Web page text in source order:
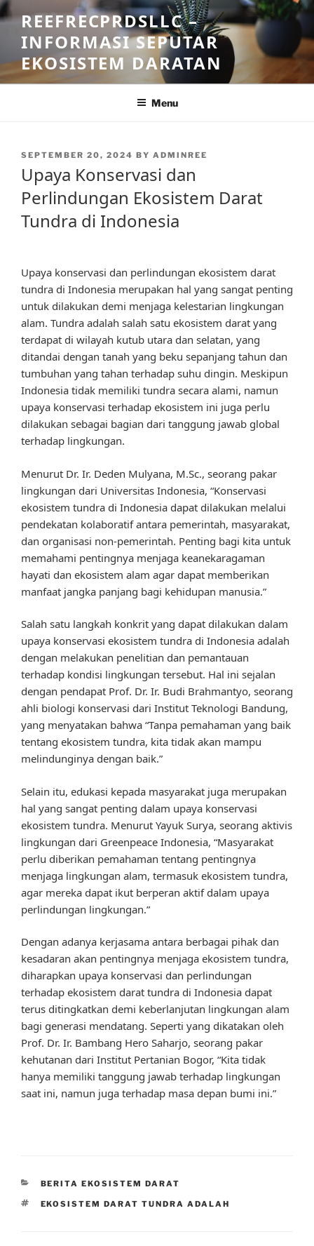
Skip
to
content
REEFRECPRDSLLC –
INFORMASI SEPUTAR
EKOSISTEM DARATAN
Menu
POSTED
SEPTEMBER 20, 2024 BY ADMINREE
Upaya Konservasi dan
Perlindungan Ekosistem Darat
Tundra di Indonesia
Upaya konservasi dan perlindungan ekosistem darat
tundra di Indonesia merupakan hal yang sangat penting
untuk dilakukan demi menjaga kelestarian lingkungan
alam. Tundra adalah salah satu ekosistem darat yang
terdapat di wilayah kutub utara dan selatan, yang
ditandai dengan tanah yang beku sepanjang tahun dan
tumbuhan yang tahan terhadap suhu dingin. Meskipun
Indonesia tidak memiliki tundra secara alami, namun
upaya konservasi terhadap ekosistem ini juga perlu
dilakukan sebagai bagian dari tanggung jawab global
terhadap lingkungan.
Menurut Dr. Ir. Deden Mulyana, M.Sc., seorang pakar
lingkungan dari Universitas Indonesia, “Konservasi
ekosistem tundra di Indonesia dapat dilakukan melalui
pendekatan kolaboratif antara pemerintah, masyarakat,
dan organisasi non-pemerintah. Penting bagi kita untuk
memahami pentingnya menjaga keanekaragaman
hayati dan ekosistem alam agar dapat memberikan
manfaat jangka panjang bagi kehidupan manusia.”
Salah satu langkah konkrit yang dapat dilakukan dalam
upaya konservasi ekosistem tundra di Indonesia adalah
dengan melakukan penelitian dan pemantauan
terhadap kondisi lingkungan tersebut. Hal ini sejalan
dengan pendapat Prof. Dr. Ir. Budi Brahmantyo, seorang
ahli biologi konservasi dari Institut Teknologi Bandung,
yang menyatakan bahwa “Tanpa pemahaman yang baik
tentang ekosistem tundra, kita tidak akan mampu
melindunginya dengan baik.”
Selain itu, edukasi kepada masyarakat juga merupakan
hal yang sangat penting dalam upaya konservasi
ekosistem tundra. Menurut Yayuk Surya, seorang aktivis
lingkungan dari Greenpeace Indonesia, “Masyarakat
perlu diberikan pemahaman tentang pentingnya
menjaga lingkungan alam, termasuk ekosistem tundra,
agar mereka dapat ikut berperan aktif dalam upaya
perlindungan lingkungan.”
Dengan adanya kerjasama antara berbagai pihak dan
kesadaran akan pentingnya menjaga ekosistem tundra,
diharapkan upaya konservasi dan perlindungan
terhadap ekosistem darat tundra di Indonesia dapat
terus ditingkatkan demi keberlanjutan lingkungan alam
bagi generasi mendatang. Seperti yang dikatakan oleh
Prof. Dr. Ir. Bambang Hero Saharjo, seorang pakar
kehutanan dari Institut Pertanian Bogor, “Kita tidak
hanya memiliki tanggung jawab terhadap lingkungan
saat ini, namun juga terhadap masa depan bumi ini.”
CATEGORIES
BERITA EKOSISTEM DARAT
TAGS
EKOSISTEM DARAT TUNDRA ADALAH